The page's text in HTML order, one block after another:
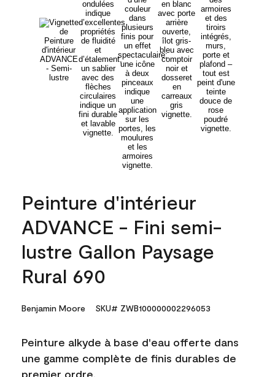
Peinture d'intérieur
ADVANCE - Fini semi-
lustre Gallon Paysage
Rural 690
Benjamin Moore SKU# ZWB100000002296053
Peinture alkyde à base d'eau offerte dans
une gamme complète de finis durables de
premier ordre.